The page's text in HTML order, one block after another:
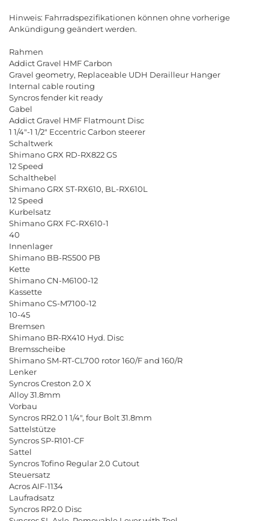
Hinweis: Fahrradspezifikationen können ohne vorherige
Ankündigung geändert werden.
Rahmen
Addict Gravel HMF Carbon
Gravel geometry, Replaceable UDH Derailleur Hanger
Internal cable routing
Syncros fender kit ready
Gabel
Addict Gravel HMF Flatmount Disc
1 1/4"-1 1/2" Eccentric Carbon steerer
Schaltwerk
Shimano GRX RD-RX822 GS
12 Speed
Schalthebel
Shimano GRX ST-RX610, BL-RX610L
12 Speed
Kurbelsatz
Shimano GRX FC-RX610-1
40
Innenlager
Shimano BB-RS500 PB
Kette
Shimano CN-M6100-12
Kassette
Shimano CS-M7100-12
10-45
Bremsen
Shimano BR-RX410 Hyd. Disc
Bremsscheibe
Shimano SM-RT-CL700 rotor 160/F and 160/R
Lenker
Syncros Creston 2.0 X
Alloy 31.8mm
Vorbau
Syncros RR2.0 1 1/4", four Bolt 31.8mm
Sattelstütze
Syncros SP-R101-CF
Sattel
Syncros Tofino Regular 2.0 Cutout
Steuersatz
Acros AIF-1134
Laufradsatz
Syncros RP2.0 Disc